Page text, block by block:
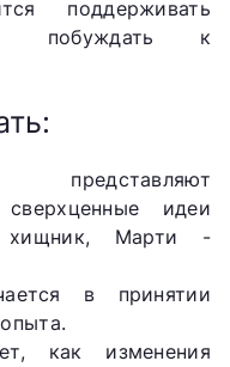
поддерживать
побуждать к
сверхценные идеи
хищник, Марти -
в принятии
как изменения